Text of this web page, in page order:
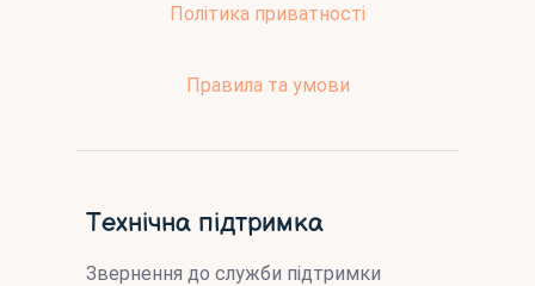
Політика приватності
Правила та умови
Технічна підтримка
Звернення до служби підтримки